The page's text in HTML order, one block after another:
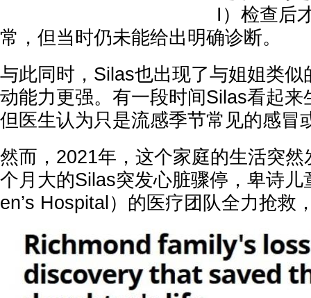
I）检查后
常，但当时仍未能给出明确诊断。
与此同时，Silas也出现了与姐姐类似
动能力更强。有一段时间Silas看起来
但医生认为只是流感季节常见的感冒
然而，2021年，这个家庭的生活突
个月大的Silas突发心脏骤停，卑诗
en’s Hospital）的医疗团队全力抢救